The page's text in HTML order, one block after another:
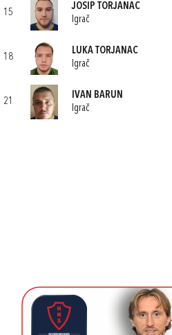
15
JOSIP TORJANAC
Igrač
18
LUKA TORJANAC
Igrač
21
IVAN BARUN
Igrač